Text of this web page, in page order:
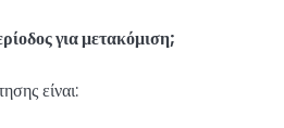
για μετακόμιση;
είναι: